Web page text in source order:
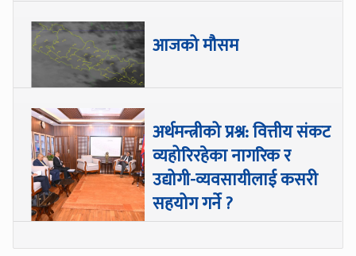
आजको मौसम
अर्थमन्त्रीको प्रश्न: वित्तीय संकट
व्यहोरिरहेका नागरिक र
उद्योगी-व्यवसायीलाई कसरी
सहयोग गर्ने ?